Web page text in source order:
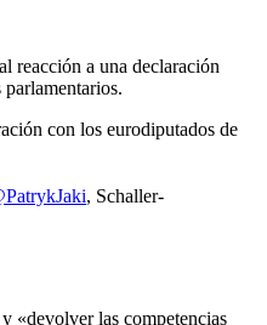
reacción a una declaración
con los eurodiputados de
, Schaller-
«devolver las competencias